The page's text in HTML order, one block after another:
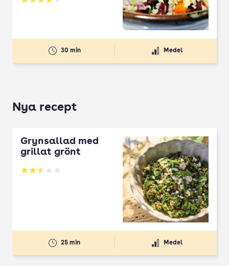
Betyg: 4 av 5
30 min Medel
Nya recept
Grynsallad med
grillat grönt
Betyg: 2.5 av 5
25 min Medel